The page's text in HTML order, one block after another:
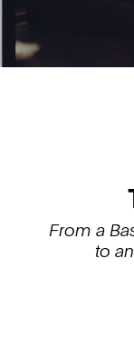
From a
to